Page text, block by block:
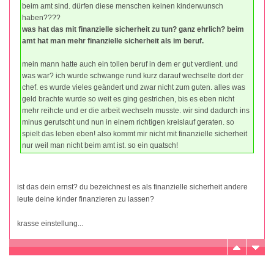
beim amt sind. dürfen diese menschen keinen kinderwunsch
haben????
was hat das mit finanzielle sicherheit zu tun? ganz ehrlich? beim
amt hat man mehr finanzielle sicherheit als im beruf.
mein mann hatte auch ein tollen beruf in dem er gut verdient. und
was war? ich wurde schwange rund kurz darauf wechselte dort der
chef. es wurde vieles geändert und zwar nicht zum guten. alles was
geld brachte wurde so weit es ging gestrichen, bis es eben nicht
mehr reihcte und er die arbeit wechseln musste. wir sind dadurch ins
minus gerutscht und nun in einem richtigen kreislauf geraten. so
spielt das leben eben! also kommt mir nicht mit finanzielle sicherheit
nur weil man nicht beim amt ist. so ein quatsch!
ist das dein ernst? du bezeichnest es als finanzielle sicherheit andere
leute deine kinder finanzieren zu lassen?
krasse einstellung...